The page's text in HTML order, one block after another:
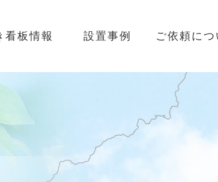
看板情報 設置事例 ご依頼につ